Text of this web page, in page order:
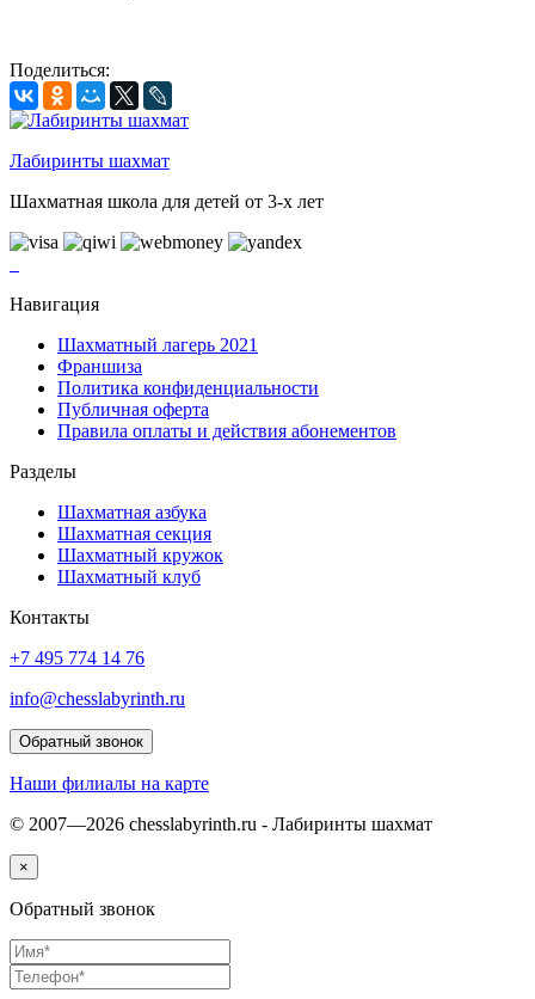
Поделиться:
Лабиринты шахмат
Шахматная школа для детей от 3-х лет
Навигация
Шахматный лагерь 2021
Франшиза
Политика конфиденциальности
Публичная оферта
Правила оплаты и действия абонементов
Разделы
Шахматная азбука
Шахматная секция
Шахматный кружок
Шахматный клуб
Контакты
+7 495 774 14 76
info@chesslabyrinth.ru
Обратный звонок
Наши филиалы на карте
© 2007—2026 chesslabyrinth.ru - Лабиринты шахмат
×
Обратный звонок